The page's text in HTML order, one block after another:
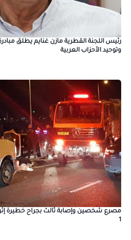
رئيس اللجنة القطرية مازن غنايم يطلق
وتوحيد الأحزاب العربية
مصرع شخصين وإصابة ثالث بجراح خطيرة
1